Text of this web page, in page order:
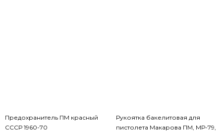
Предохранитель ПМ красный
СССР 1960-70
Рукоятка бакелитовая для
пистолета Макарова ПМ, МР-79,